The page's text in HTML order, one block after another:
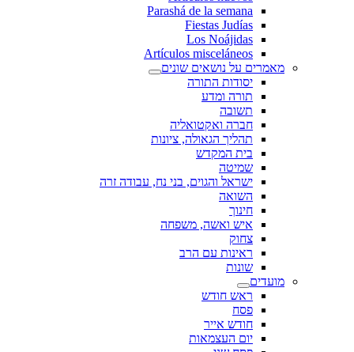
Parashá de la semana
Fiestas Judías
Los Noájidas
Artículos misceláneos
מאמרים על נושאים שונים
יסודות התורה
תורה ומדע
תשובה
חברה ואקטואליה
תהליך הגאולה, ציונות
בית המקדש
שמיטה
ישראל והגוים, בני נח, עבודה זרה
השואה
חינוך
איש ואשה, משפחה
צחוק
ראינות עם הרב
שונות
מועדים
ראש חודש
פסח
חודש אייר
יום העצמאות